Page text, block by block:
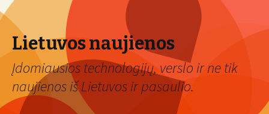
Lietuvos naujienos
Įdomiausios technologijų, verslo ir ne tik
naujienos iš Lietuvos ir pasaulio.